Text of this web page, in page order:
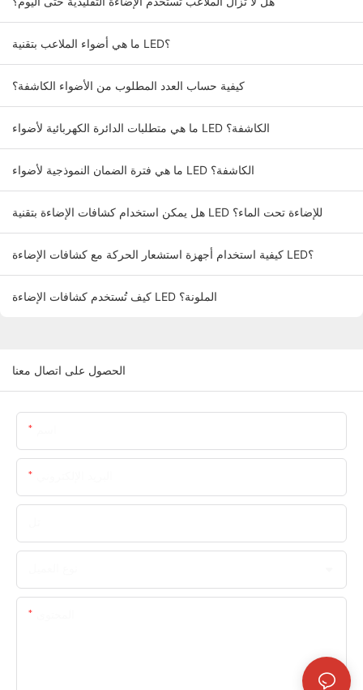
ما هي أضواء الملاعب بتقنية LED؟
كيفية حساب العدد المطلوب من الأضواء الكاشفة؟
ما هي متطلبات الدائرة الكهربائية لأضواء LED الكاشفة؟
ما هي فترة الضمان النموذجية لأضواء LED الكاشفة؟
هل يمكن استخدام كشافات الإضاءة بتقنية LED للإضاءة تحت الماء؟
كيفية استخدام أجهزة استشعار الحركة مع كشافات الإضاءة LED؟
كيف تُستخدم كشافات الإضاءة LED الملونة؟
الحصول على اتصال معنا